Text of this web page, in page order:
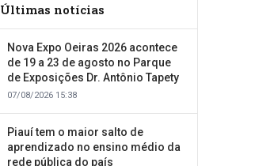
Últimas notícias
Nova Expo Oeiras 2026 acontece
de 19 a 23 de agosto no Parque
de Exposições Dr. Antônio Tapety
07/08/2026 15:38
Piauí tem o maior salto de
aprendizado no ensino médio da
rede pública do país